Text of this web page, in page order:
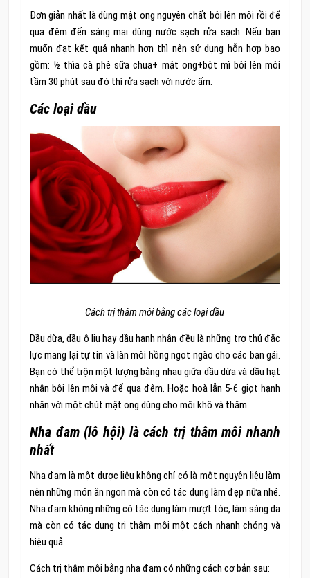
Đơn giản nhất là dùng mật ong nguyên chất bôi lên môi rồi để
qua đêm đến sáng mai dùng nước sạch rửa sạch. Nếu bạn
muốn đạt kết quả nhanh hơn thì nên sử dụng hỗn hợp bao
gồm: ½ thìa cà phê sữa chua+ mật ong+bột mì bôi lên môi
tầm 30 phút sau đó thì rửa sạch với nước ấm.
Các loại dầu
Cách trị thâm môi bằng các loại dầu
Dầu dừa, dầu ô liu hay dầu hạnh nhân đều là những trợ thủ đắc
lực mang lại tự tin và làn môi hồng ngọt ngào cho các bạn gái.
Bạn có thể trộn một lượng bằng nhau giữa dầu dừa và dầu hạt
nhân bôi lên môi và để qua đêm. Hoặc hoà lẫn 5-6 giọt hạnh
nhân với một chút mật ong dùng cho môi khô và thâm.
Nha đam (lô hội) là cách trị thâm môi nhanh
nhất
Nha đam là một dược liệu không chỉ có là một nguyên liệu làm
nên những món ăn ngon mà còn có tác dụng làm đẹp nữa nhé.
Nha đam không những có tác dụng làm mượt tóc, làm sáng da
mà còn có tác dụng trị thâm môi một cách nhanh chóng và
hiệu quả.
Cách trị thâm môi bằng nha đam có những cách cơ bản sau: